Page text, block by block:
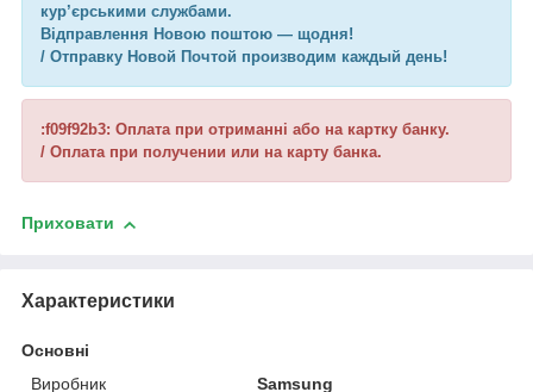
кур’єрськими службами.
Відправлення Новою поштою — щодня!
/ Отправку Новой Почтой производим каждый день!
:f09f92b3: Оплата при отриманні або на картку банку.
/ Оплата при получении или на карту банка.
Приховати
Характеристики
Основні
Виробник
Samsung